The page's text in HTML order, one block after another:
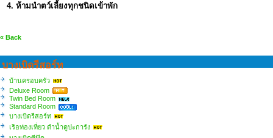
4. ห้ามนำตว์เลี้ยงทุกชนิดเข้าพัก
« Back
บางเบิดรีสอร์ท
บ้านครอบครัว
Deluxe Room
Twin Bed Room
Standard Room
บางเบิดรีสอร์ท
เริอท่องเที่ยว ดำน้ำดูปะการัง